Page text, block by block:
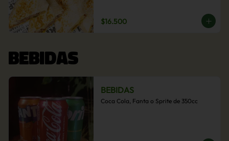
$16.500
BEBIDAS
BEBIDAS
Coca Cola, Fanta o Sprite de 350cc